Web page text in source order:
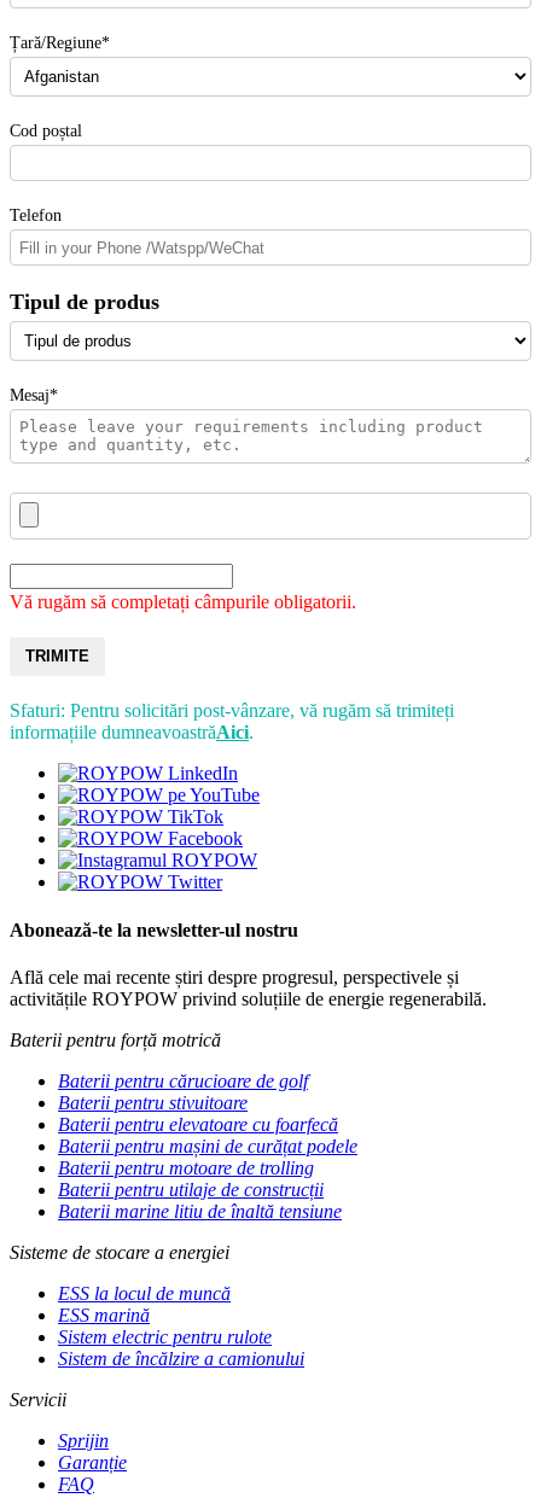
Țară/Regiune*
Cod poștal
Telefon
Tipul de produs
Mesaj*
Vă rugăm să completați câmpurile obligatorii.
TRIMITE
Sfaturi: Pentru solicitări post-vânzare, vă rugăm să trimiteți
informațiile dumneavoastrăAici.
Abonează-te la newsletter-ul nostru
Află cele mai recente știri despre progresul, perspectivele și
activitățile ROYPOW privind soluțiile de energie regenerabilă.
Baterii pentru forță motrică
Baterii pentru cărucioare de golf
Baterii pentru stivuitoare
Baterii pentru elevatoare cu foarfecă
Baterii pentru mașini de curățat podele
Baterii pentru motoare de trolling
Baterii pentru utilaje de construcții
Baterii marine litiu de înaltă tensiune
Sisteme de stocare a energiei
ESS la locul de muncă
ESS marină
Sistem electric pentru rulote
Sistem de încălzire a camionului
Servicii
Sprijin
Garanție
FAQ